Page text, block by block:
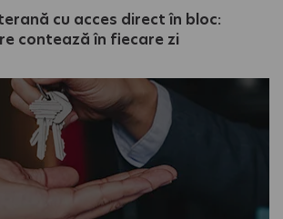
cu acces direct în bloc:
contează în fiecare zi